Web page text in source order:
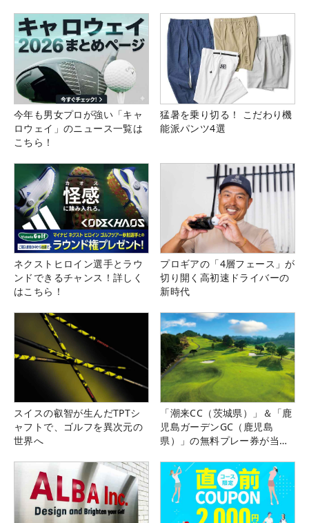
今年も男女プロが強い「キャ
ロウェイ」のニュース一覧は
こちら！
猛暑を乗り切る！ こだわり機
能派パンツ4選
ネクストヒロイン選手とラウ
ンドできるチャンス！詳しく
はこちら！
プロギアの「4層フェース」が
切り開く高初速ドライバーの
新時代
スイスの叡智が生んだTPTシ
ャフトで、ゴルフを異次元の
世界へ
「潮来CC（茨城県）」＆「鹿
児島ガーデンGC（鹿児島
県）」の無料プレー券が当た